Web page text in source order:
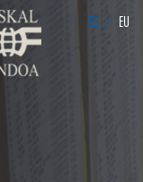
ES / EU